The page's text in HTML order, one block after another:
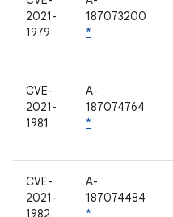
2021-
1979
187073200
*
CVE-
2021-
1981
A-
187074764
*
CVE-
2021-
1982
A-
187074484
*